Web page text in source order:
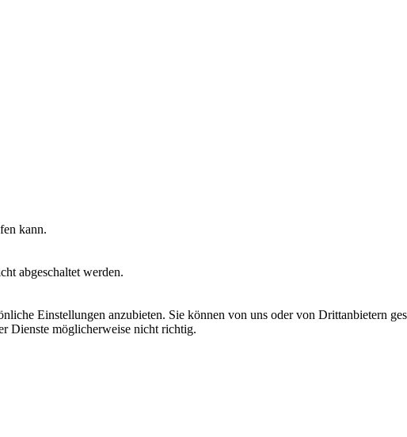
kann.
abgeschaltet werden.
Einstellungen anzubieten. Sie können von uns oder von Drittanbietern
Dienste möglicherweise nicht richtig.